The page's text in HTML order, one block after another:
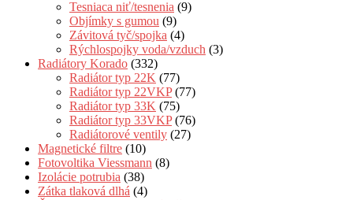
Tesniaca niť/tesnenia (9)
Objímky s gumou (9)
Závitová tyč/spojka (4)
Rýchlospojky voda/vzduch (3)
Radiátory Korado (332)
Radiátor typ 22K (77)
Radiátor typ 22VKP (77)
Radiátor typ 33K (75)
Radiátor typ 33VKP (76)
Radiátorové ventily (27)
Magnetické filtre (10)
Fotovoltika Viessmann (8)
Izolácie potrubia (38)
Zátka tlaková dlhá (4)